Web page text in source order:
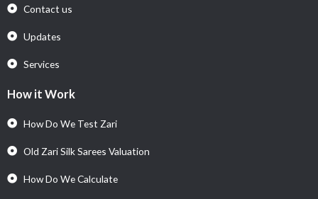
Contact us
Updates
Services
How it Work
How Do We Test Zari
Old Zari Silk Sarees Valuation
How Do We Calculate